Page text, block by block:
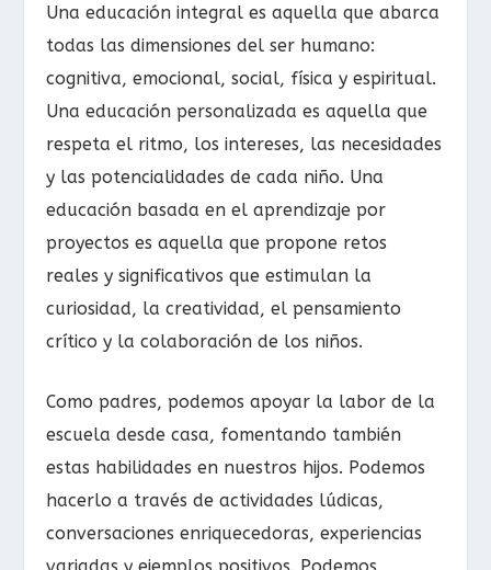
Una educación integral es aquella que abarca
todas las dimensiones del ser humano:
cognitiva, emocional, social, física y espiritual.
Una educación personalizada es aquella que
respeta el ritmo, los intereses, las necesidades
y las potencialidades de cada niño. Una
educación basada en el aprendizaje por
proyectos es aquella que propone retos
reales y significativos que estimulan la
curiosidad, la creatividad, el pensamiento
crítico y la colaboración de los niños.
Como padres, podemos apoyar la labor de la
escuela desde casa, fomentando también
estas habilidades en nuestros hijos. Podemos
hacerlo a través de actividades lúdicas,
conversaciones enriquecedoras, experiencias